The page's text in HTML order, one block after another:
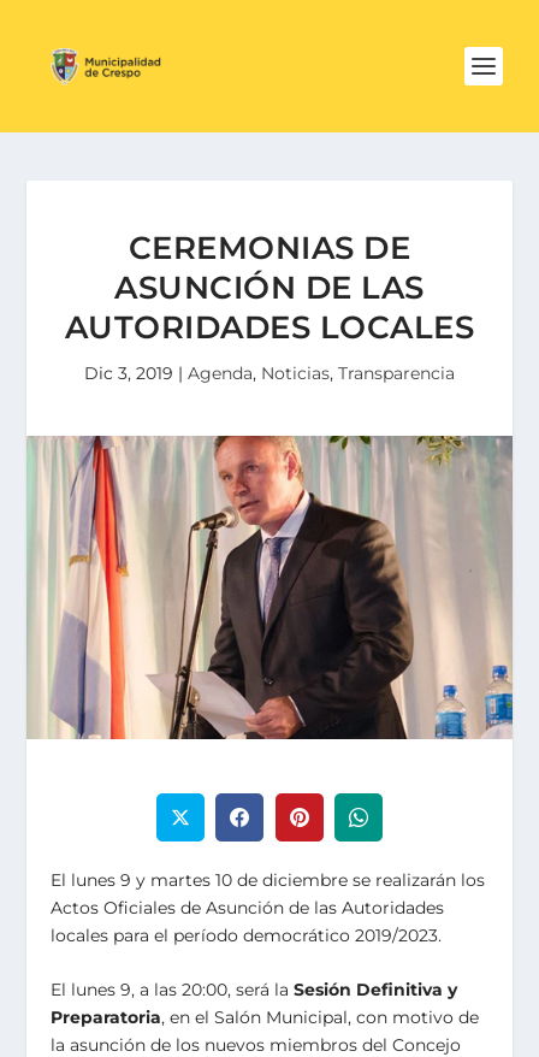
CEREMONIAS DE
ASUNCIÓN DE LAS
AUTORIDADES LOCALES
Dic 3, 2019 | Agenda, Noticias, Transparencia
El lunes 9 y martes 10 de diciembre se realizarán los
Actos Oficiales de Asunción de las Autoridades
locales para el período democrático 2019/2023.
El lunes 9, a las 20:00, será laSesión Definitiva y
Preparatoria, en el Salón Municipal, con motivo de
la asunción de los nuevos miembros del Concejo